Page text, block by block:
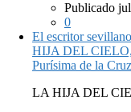
Publicado
0
El escritor
HIJA DEL CIELO,
Purísima de la Cruz
LA HIJA DEL